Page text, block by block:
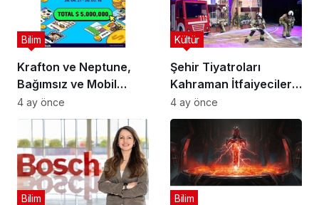
Krafton ve Neptune,
Bağımsız ve Mobil
Oyun Geliştiricileri İçin
5 Milyon Dolarlık
Küresel Oyun
Yarışmasını Başlattı
Bilim
4 ay önce
Şehir Tiyatroları
Kahraman İtfaiyecilerin
Hikayesini “İtfaiyecinin
Sırrı” Oyunuyla
Anlatıyor
Kültür
4 ay önce
Bilim Bilim